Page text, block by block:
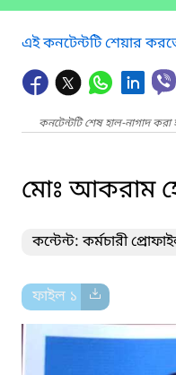
এই কনটেন্টটি শেয়ার
কনটেন্টটি শেষ হাল-নাগাদ
মোঃ আকরাম
কন্টেন্ট: কর্মচারী
ফাইল ১